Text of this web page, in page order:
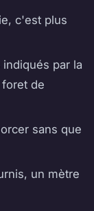
c'est plus
par la
de
sans que
un mètre